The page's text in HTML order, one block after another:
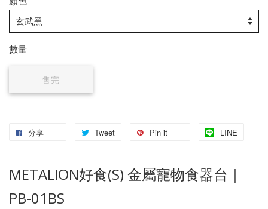
數量
售完
分享 Tweet Pin it LINE
METALION好食(S) 金屬寵物食器台｜
PB-01BS